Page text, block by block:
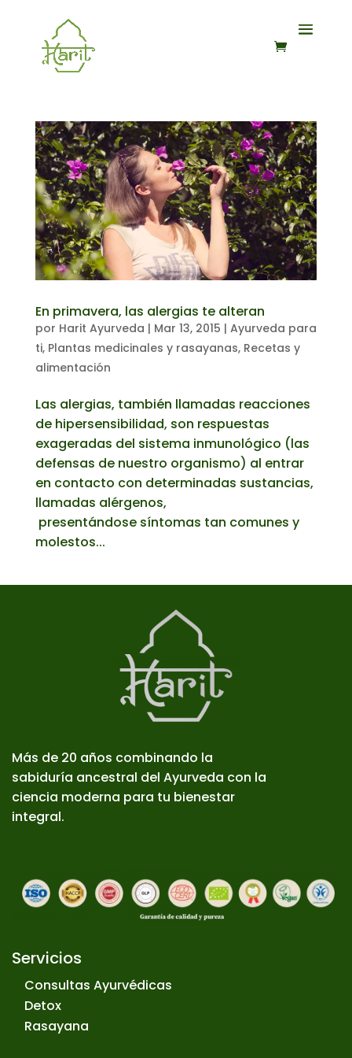
En primavera, las alergias te alteran
por Harit Ayurveda | Mar 13, 2015 | Ayurveda para
ti, Plantas medicinales y rasayanas, Recetas y
alimentación
Las alergias, también llamadas reacciones
de hipersensibilidad, son respuestas
exageradas del sistema inmunológico (las
defensas de nuestro organismo) al entrar
en contacto con determinadas sustancias,
llamadas alérgenos,
presentándose síntomas tan comunes y
molestos...
Más de 20 años combinando la
sabiduría ancestral del Ayurveda con la
ciencia moderna para tu bienestar
integral.
Servicios
Consultas Ayurvédicas
Detox
Rasayana